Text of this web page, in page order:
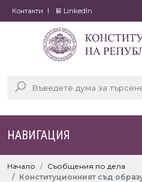
Контакти LinkedIn
НАВИГАЦИЯ
Начало
Съобщения по дела
Конституционният съд